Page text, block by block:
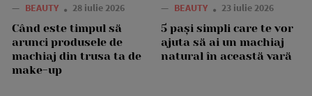
— BEAUTY 28 iulie 2026
Când este timpul să
arunci produsele de
machiaj din trusa ta de
make-up
— BEAUTY 23 iulie 2026
5 pași simpli care te vor
ajuta să ai un machiaj
natural în această vară